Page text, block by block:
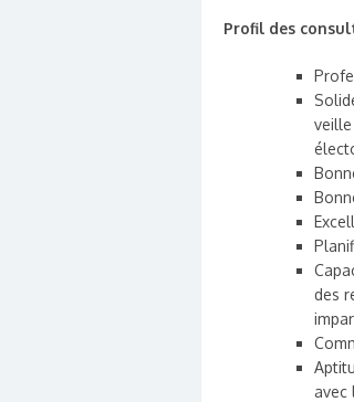
Profil des
des
avec